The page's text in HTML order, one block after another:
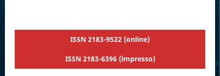
ISSN 2183-9522 (online)
ISSN 2183-6396 (impresso)